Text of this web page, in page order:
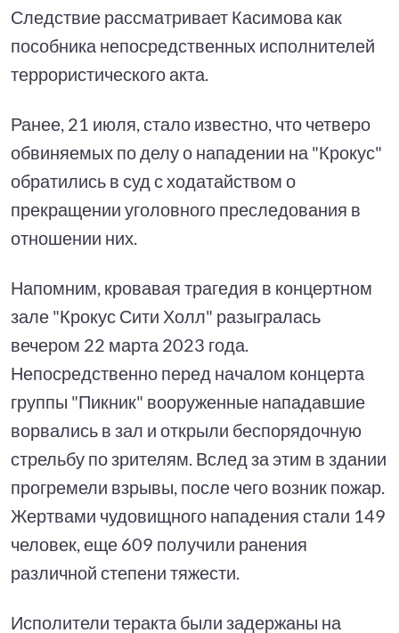
Следствие рассматривает Касимова как
пособника непосредственных исполнителей
террористического акта.
Ранее, 21 июля, стало известно, что четверо
обвиняемых по делу о нападении на "Крокус"
обратились в суд с ходатайством о
прекращении уголовного преследования в
отношении них.
Напомним, кровавая трагедия в концертном
зале "Крокус Сити Холл" разыгралась
вечером 22 марта 2023 года.
Непосредственно перед началом концерта
группы "Пикник" вооруженные нападавшие
ворвались в зал и открыли беспорядочную
стрельбу по зрителям. Вслед за этим в здании
прогремели взрывы, после чего возник пожар.
Жертвами чудовищного нападения стали 149
человек, еще 609 получили ранения
различной степени тяжести.
Исполители теракта были задержаны на